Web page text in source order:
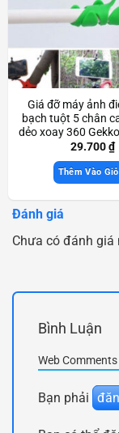
Giá đỡ máy ảnh
bạch tuột 5 chân
dẻo xoay 360
29.700₫
Thêm Vào Giỏ
Đánh giá
Chưa có đánh giá
Bình Luận
Web
Bạn phải